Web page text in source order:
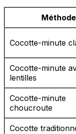
Méthode
Cocotte-minute
Cocotte-minute
lentilles
Cocotte-minute
choucroute
Cocotte